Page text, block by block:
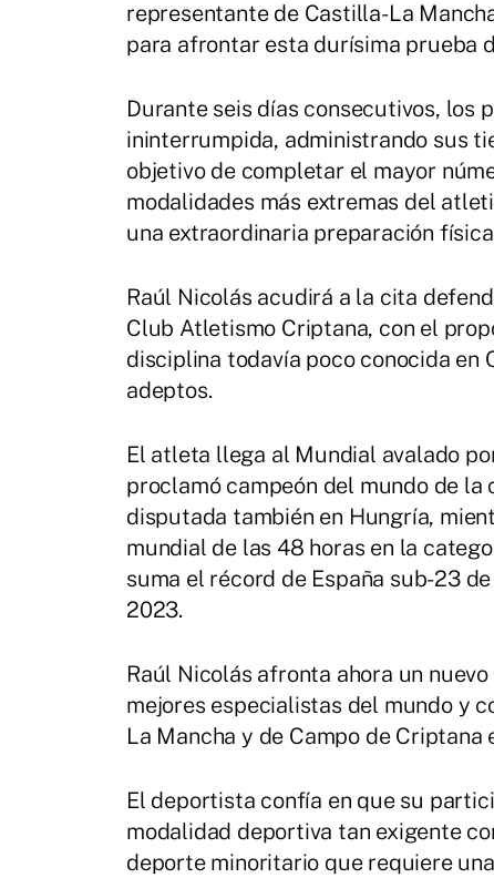
representante de Castilla-La
para afrontar esta durísima prueba
Durante seis días consecutivos, los
ininterrumpida, administrando sus
objetivo de completar el mayor
modalidades más extremas del
una extraordinaria preparación
Raúl Nicolás acudirá a la cita
Club Atletismo Criptana, con el
disciplina todavía poco conocida en
adeptos.
El atleta llega al Mundial avalado
proclamó campeón del mundo de
disputada también en Hungría,
mundial de las 48 horas en la
suma el récord de España sub-23
2023.
Raúl Nicolás afronta ahora un
mejores especialistas del mundo y
La Mancha y de Campo de
El deportista confía en que su
modalidad deportiva tan exigente
deporte minoritario que requiere